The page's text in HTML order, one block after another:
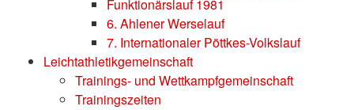
Funktionärslauf 1981
6. Ahlener Werselauf
7. Internationaler Pöttkes-Volkslauf
Leichtathletikgemeinschaft
Trainings- und Wettkampfgemeinschaft
Trainingszeiten